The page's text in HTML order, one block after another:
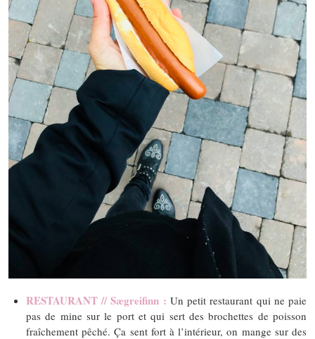
RESTAURANT // Sægreifinn : Un petit restaurant qui ne paie
pas de mine sur le port et qui sert des brochettes de poisson
fraîchement pêché. Ça sent fort à l’intérieur, on mange sur des